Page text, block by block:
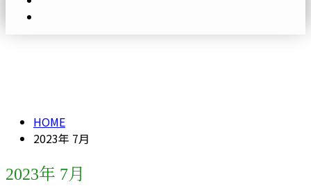
HOME
2023年 7月
2023年 7月